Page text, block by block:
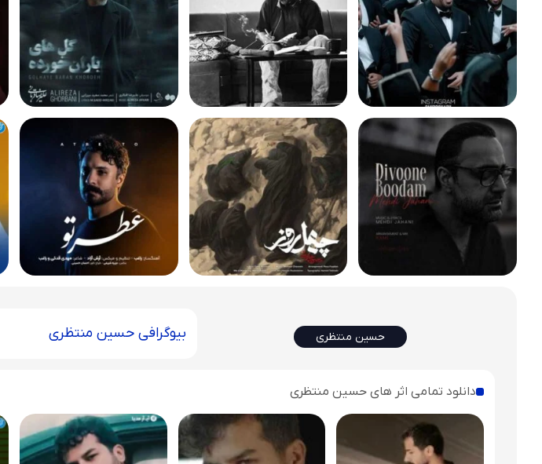
حسین منتظری بیوگرافی حسین منتظری
دانلود تمامی اثر های حسین منتظری